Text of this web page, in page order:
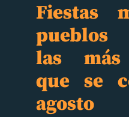
Fiestas
pueblos
las más
que se
agosto